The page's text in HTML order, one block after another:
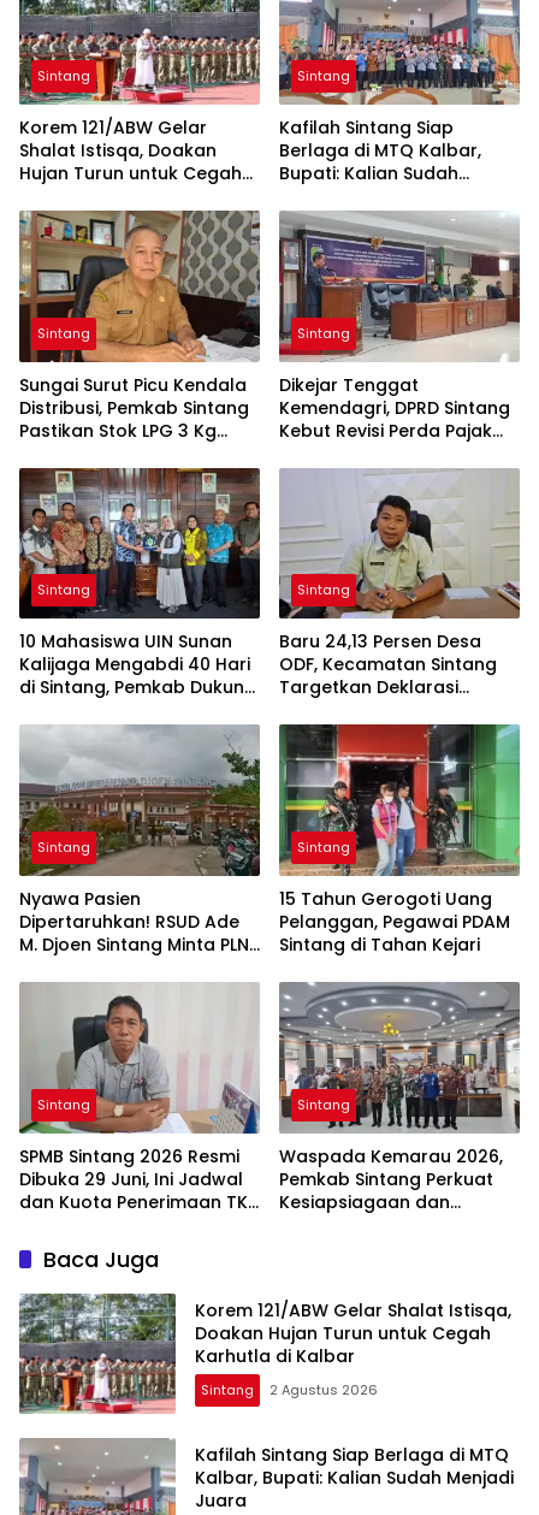
Sintang
Korem 121/ABW Gelar
Shalat Istisqa, Doakan
Hujan Turun untuk Cegah
Sintang
Kafilah Sintang Siap
Berlaga di MTQ Kalbar,
Bupati: Kalian Sudah
Sintang
Sungai Surut Picu Kendala
Distribusi, Pemkab Sintang
Pastikan Stok LPG 3 Kg
Sintang
Dikejar Tenggat
Kemendagri, DPRD Sintang
Kebut Revisi Perda Pajak
Sintang
10 Mahasiswa UIN Sunan
Kalijaga Mengabdi 40 Hari
di Sintang, Pemkab Dukung
Pendampingan
Berkelanjutan
Sintang
Baru 24,13 Persen Desa
ODF, Kecamatan Sintang
Targetkan Deklarasi
Kesehatan Nasional
Sintang
Nyawa Pasien
Dipertaruhkan! RSUD Ade
M. Djoen Sintang Minta PLN
Listrik di Area Rumah Sakit
Sintang
15 Tahun Gerogoti Uang
Pelanggan, Pegawai PDAM
Sintang di Tahan Kejari
Sintang
SPMB Sintang 2026 Resmi
Dibuka 29 Juni, Ini Jadwal
dan Kuota Penerimaan TK,
Sintang
Waspada Kemarau 2026,
Pemkab Sintang Perkuat
Kesiapsiagaan dan
Baca Juga
Korem 121/ABW Gelar Shalat Istisqa,
Doakan Hujan Turun untuk Cegah
Karhutla di Kalbar
Sintang 2 Agustus 2026
Kafilah Sintang Siap Berlaga di MTQ
Kalbar, Bupati: Kalian Sudah Menjadi
Juara